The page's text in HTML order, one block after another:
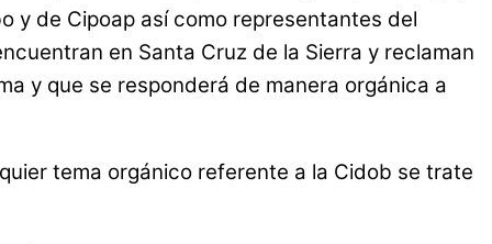
y de Cipoap así como representantes del
en Santa Cruz de la Sierra y reclaman
y que se responderá de manera orgánica a
tema orgánico referente a la Cidob se trate